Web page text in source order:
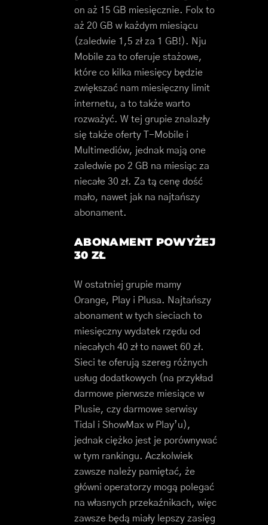
on aż 15 GB miesięcznie. Folx to
aż 20 GB w każdym miesiącu
(zaledwie 1,5 zł za 1 GB!). Nju
Mobile za to oferuje stażowe,
które co kilka miesięcy będzie
zwiększać nam miesięczny limit
internetu, a to także warto
rozważyć. W tej grupie znalazły
się także oferty T-Mobile i
Multimediów, jednak mają one
zaledwie po 2 GB na miesiąc za
niecałe 30 zł. Za tą cenę dość
mało, nawet jak na najtańszy
abonament.
ABONAMENT POWYŻEJ
30 ZŁ
W ostatniej grupie mamy
Orange, Play i Plusa. Najtańszy
abonament w tych sieciach to
miesięczny wydatek rzędu od
niecałych 40 zł to nawet 60 zł.
Sieci te oferują szereg różnych
usług dodatkowych (na przykład
darmowe pierwsze miesiące w
Plusie, czy darmowe serwisy
Tidal i ShowMax w Play’u),
jednak ciężko jest je porównywać
w tym rankingu. Aczkolwiek
zawsze należy pamiętać, że
główni operatorzy mogą polegać
na własnych przekaźnikach, więc
zawsze będą miały lepszy zasięg